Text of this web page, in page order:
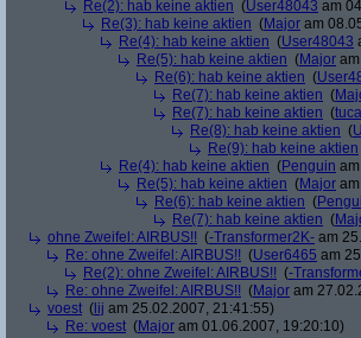
Re(2): hab keine aktien (User48043 am
Re(3): hab keine aktien (Major am
Re(4): hab keine aktien (User48043
Re(5): hab keine aktien (Major
Re(6): hab keine aktien (
Re(7): hab keine aktien (
Re(7): hab keine aktien (
Re(8): hab keine aktien (
Re(9): hab keine aktien
Re(4): hab keine aktien (Penguin
Re(5): hab keine aktien (Major
Re(6): hab keine aktien (
Re(7): hab keine aktien (
ohne Zweifel: AIRBUS!! (-Transformer2K- am
Re: ohne Zweifel: AIRBUS!! (User6465 am
Re(2): ohne Zweifel: AIRBUS!! (-
Re: ohne Zweifel: AIRBUS!! (Major am
voest ( lij am 25.02.2007, 21:41:55)
Re: voest (Major am 01.06.2007, 19:20:10)